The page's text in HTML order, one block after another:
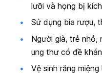
lưỡi và họng bị
Sử dụng bia rượu,
Người già, trẻ nhỏ,
ung thư có đề
Vệ sinh răng miệng